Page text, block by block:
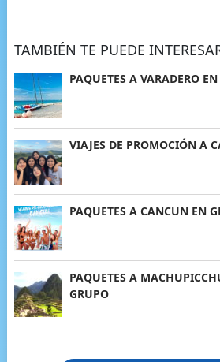
TAMBIÉN TE PUEDE
PAQUETES A VARADERO
VIAJES DE PROMOCIÓN A
PAQUETES A CANCUN EN
PAQUETES A
GRUPO